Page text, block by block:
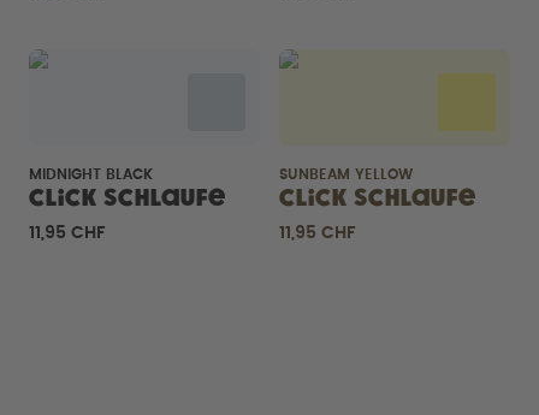
MIDNIGHT BLACK
Click Schlaufe
11,95 CHF
SUNBEAM YELLOW
Click Schlaufe
11,95 CHF